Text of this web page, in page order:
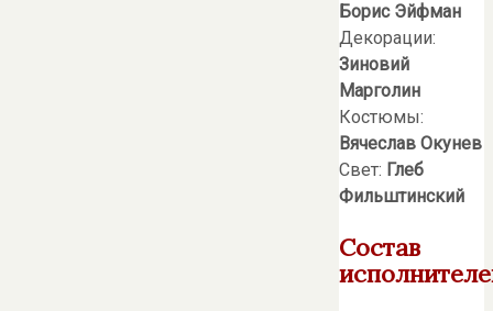
Борис Эйфман
Декорации:
Зиновий
Марголин
Костюмы:
Вячеслав Окунев
Свет: Глеб
Фильштинский
Состав